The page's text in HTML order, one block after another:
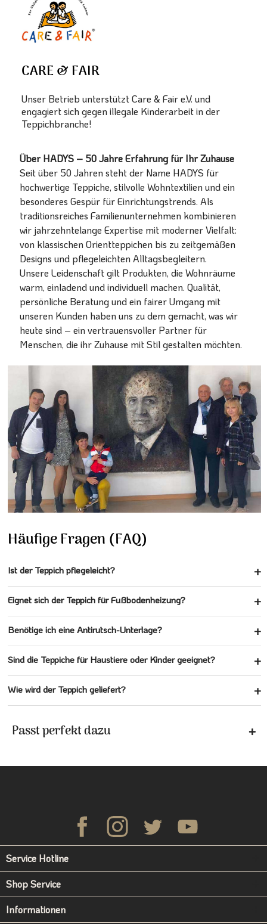
CARE & FAIR
Unser Betrieb unterstützt Care & Fair e.V. und
engagiert sich gegen illegale Kinderarbeit in der
Teppichbranche!
Über HADYS – 50 Jahre Erfahrung für Ihr Zuhause
Seit über 50 Jahren steht der Name HADYS für
hochwertige Teppiche, stilvolle Wohntextilien und ein
besonderes Gespür für Einrichtungstrends. Als
traditionsreiches Familienunternehmen kombinieren
wir jahrzehntelange Expertise mit moderner Vielfalt:
von klassischen Orientteppichen bis zu zeitgemäßen
Designs und pflegeleichten Alltagsbegleitern.
Unsere Leidenschaft gilt Produkten, die Wohnräume
warm, einladend und individuell machen. Qualität,
persönliche Beratung und ein fairer Umgang mit
unseren Kunden haben uns zu dem gemacht, was wir
heute sind – ein vertrauensvoller Partner für
Menschen, die ihr Zuhause mit Stil gestalten möchten.
Häufige Fragen (FAQ)
Ist der Teppich pflegeleicht?
Eignet sich der Teppich für Fußbodenheizung?
Benötige ich eine Antirutsch-Unterlage?
Sind die Teppiche für Haustiere oder Kinder geeignet?
Wie wird der Teppich geliefert?
Passt perfekt dazu
Service Hotline
Shop Service
Informationen